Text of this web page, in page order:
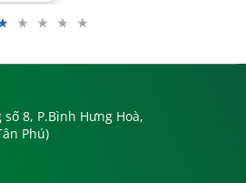
8, P.Bình Hưng Hoà,
Phú)